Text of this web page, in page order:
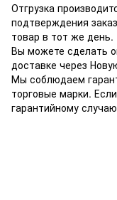
Отгрузка
подтверждения
товар в тот же день.
Вы можете сделать
доставке через
Мы соблюдаем
торговые марки.
гарантийному